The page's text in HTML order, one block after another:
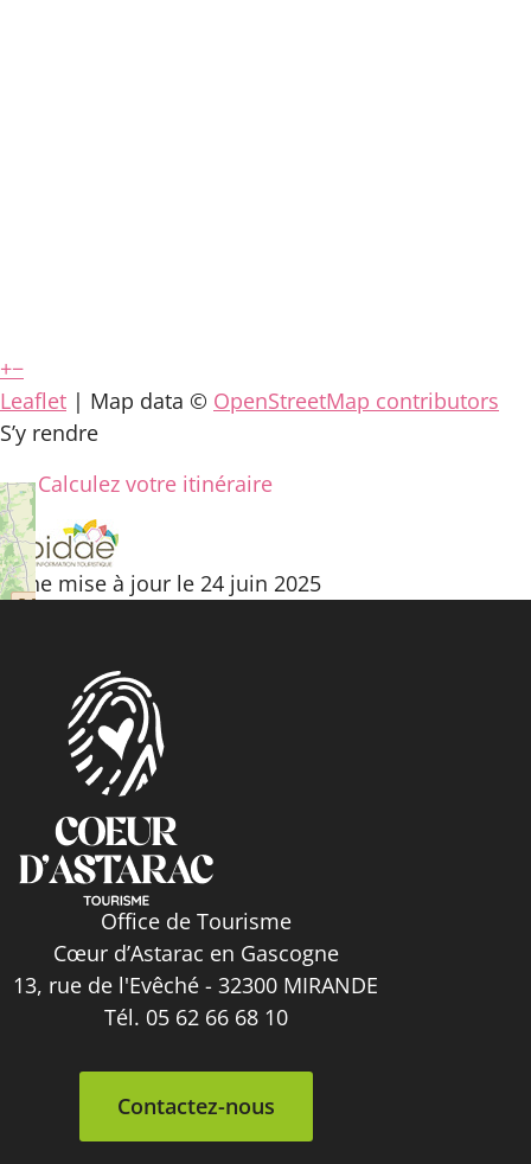
+−
Leaflet | Map data © OpenStreetMap contributors
S’y rendre
Calculez votre itinéraire
Fiche mise à jour le 24 juin 2025
Office de Tourisme
Cœur d’Astarac en Gascogne
13, rue de l'Evêché - 32300 MIRANDE
Tél. 05 62 66 68 10
Contactez-nous